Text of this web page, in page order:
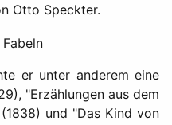
Otto Speckter.
er unter anderem eine
"Erzählungen aus dem
und "Das Kind von